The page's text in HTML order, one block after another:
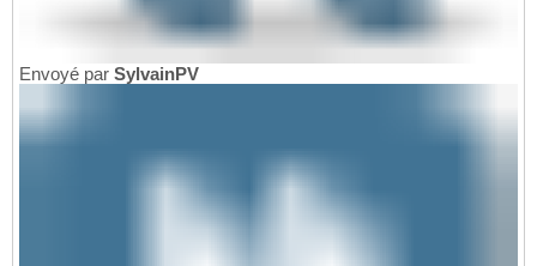
Envoyé par SylvainPV